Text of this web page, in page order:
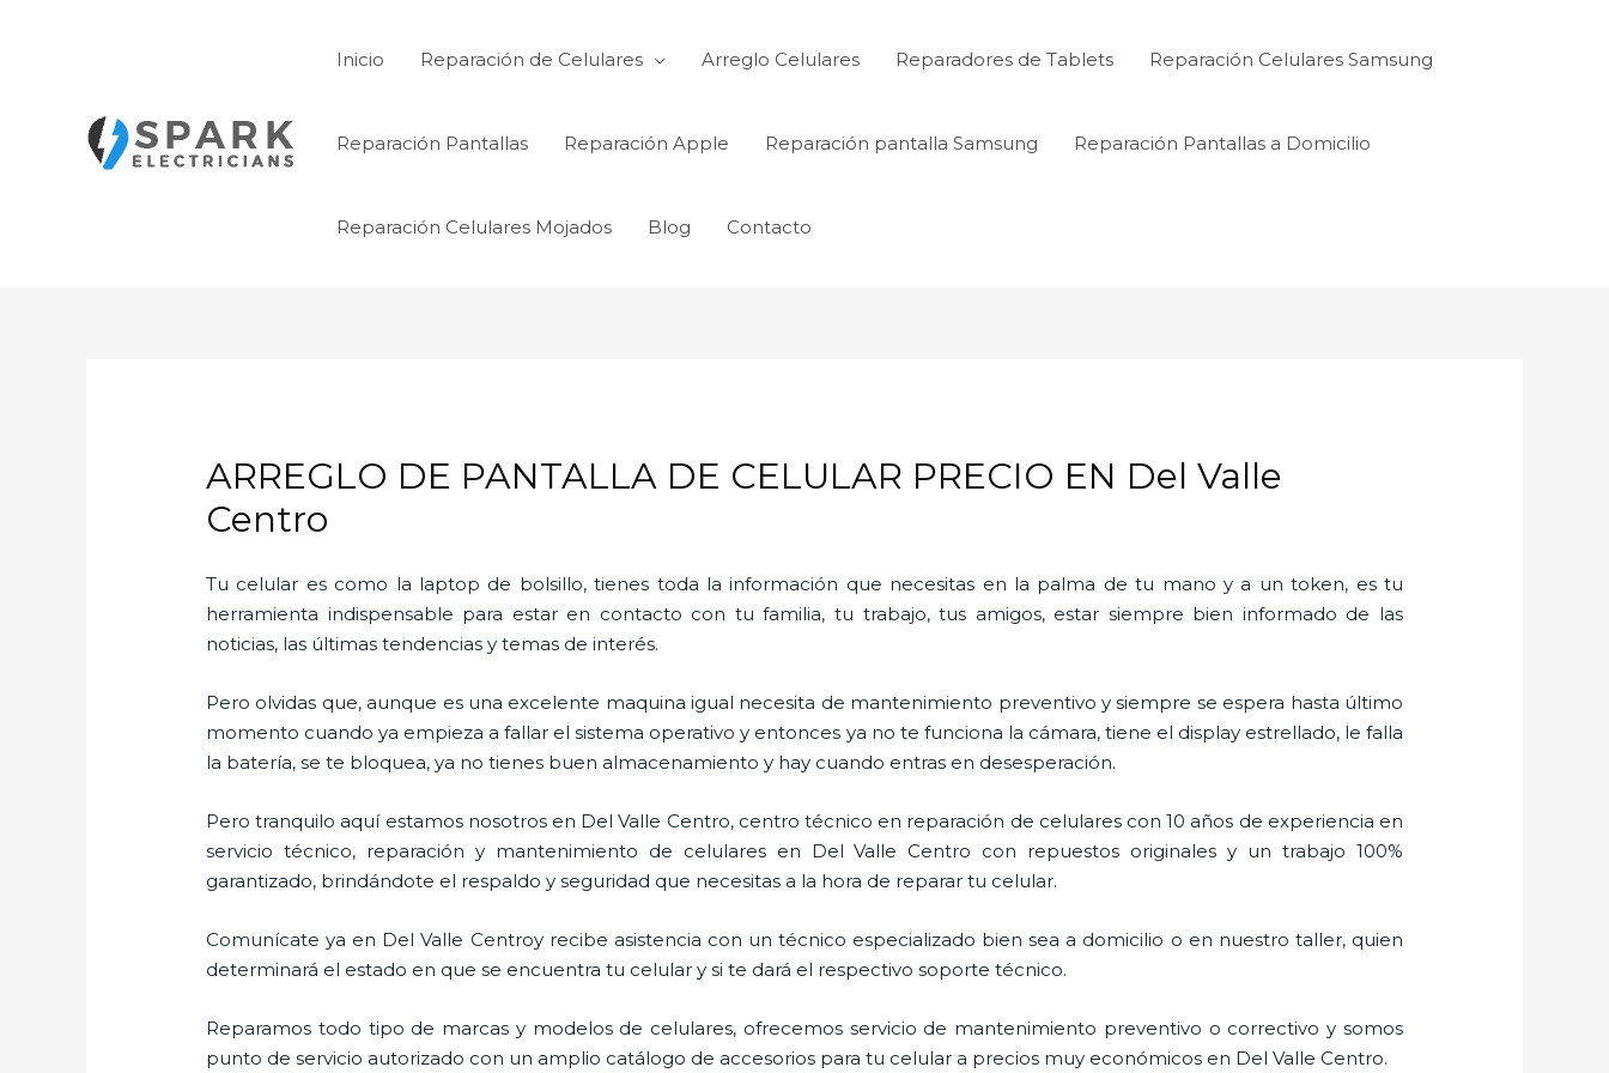
Inicio Reparación de Celulares Arreglo Celulares Reparadores de Tablets Reparación Celulares Samsung
Reparación Pantallas Reparación Apple Reparación pantalla Samsung Reparación Pantallas a Domicilio
Reparación Celulares Mojados Blog Contacto
ARREGLO DE PANTALLA DE CELULAR PRECIO EN Del Valle
Centro
Tu celular es como la laptop de bolsillo, tienes toda la información que necesitas en la palma de tu mano y a un token, es tu
herramienta indispensable para estar en contacto con tu familia, tu trabajo, tus amigos, estar siempre bien informado de las
noticias, las últimas tendencias y temas de interés.
Pero olvidas que, aunque es una excelente maquina igual necesita de mantenimiento preventivo y siempre se espera hasta último
momento cuando ya empieza a fallar el sistema operativo y entonces ya no te funciona la cámara, tiene el display estrellado, le falla
la batería, se te bloquea, ya no tienes buen almacenamiento y hay cuando entras en desesperación.
Pero tranquilo aquí estamos nosotros en Del Valle Centro, centro técnico en reparación de celulares con 10 años de experiencia en
servicio técnico, reparación y mantenimiento de celulares en Del Valle Centro con repuestos originales y un trabajo 100%
garantizado, brindándote el respaldo y seguridad que necesitas a la hora de reparar tu celular.
Comunícate ya en Del Valle Centroy recibe asistencia con un técnico especializado bien sea a domicilio o en nuestro taller, quien
determinará el estado en que se encuentra tu celular y si te dará el respectivo soporte técnico.
Reparamos todo tipo de marcas y modelos de celulares, ofrecemos servicio de mantenimiento preventivo o correctivo y somos
punto de servicio autorizado con un amplio catálogo de accesorios para tu celular a precios muy económicos en Del Valle Centro.